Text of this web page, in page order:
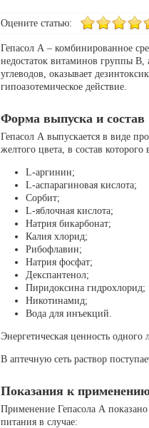
Оцените статью:
Гепасол А – комбинированное
недостаток витаминов группы В,
углеводов, оказывает
гипоазотемическое действие.
Форма выпуска и состав
Гепасол А выпускается в виде
желтого цвета, в состав
L-аргинин;
L-аспарагиновая кислота;
Сорбит;
L-яблочная кислота;
Натрия бикарбонат;
Калия хлорид;
Рибофлавин;
Натрия фосфат;
Декспантенол;
Пиридоксина гидрохлорид;
Никотинамид;
Вода для инъекций.
Энергетическая ценность одного
В аптечную сеть раствор
Показания к применению
Применение Гепасола А показано
питания в случае: